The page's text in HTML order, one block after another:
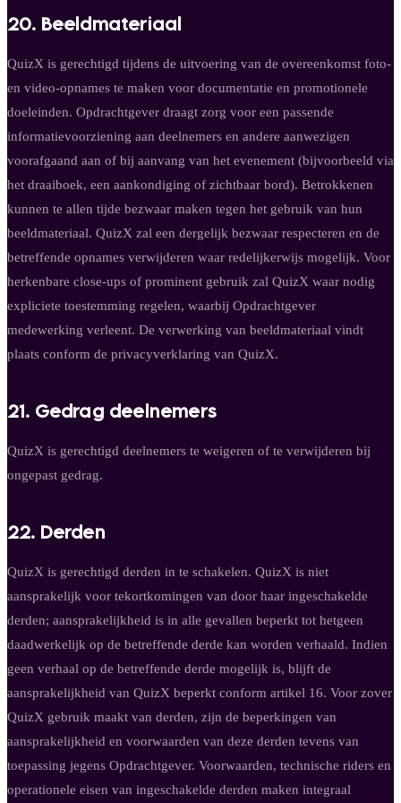
20. Beeldmateriaal
QuizX is gerechtigd tijdens de uitvoering van de overeenkomst foto-
en video-opnames te maken voor documentatie en promotionele
doeleinden. Opdrachtgever draagt zorg voor een passende
informatievoorziening aan deelnemers en andere aanwezigen
voorafgaand aan of bij aanvang van het evenement (bijvoorbeeld via
het draaiboek, een aankondiging of zichtbaar bord). Betrokkenen
kunnen te allen tijde bezwaar maken tegen het gebruik van hun
beeldmateriaal. QuizX zal een dergelijk bezwaar respecteren en de
betreffende opnames verwijderen waar redelijkerwijs mogelijk. Voor
herkenbare close-ups of prominent gebruik zal QuizX waar nodig
expliciete toestemming regelen, waarbij Opdrachtgever
medewerking verleent. De verwerking van beeldmateriaal vindt
plaats conform de privacyverklaring van QuizX.
21. Gedrag deelnemers
QuizX is gerechtigd deelnemers te weigeren of te verwijderen bij
ongepast gedrag.
22. Derden
QuizX is gerechtigd derden in te schakelen. QuizX is niet
aansprakelijk voor tekortkomingen van door haar ingeschakelde
derden; aansprakelijkheid is in alle gevallen beperkt tot hetgeen
daadwerkelijk op de betreffende derde kan worden verhaald. Indien
geen verhaal op de betreffende derde mogelijk is, blijft de
aansprakelijkheid van QuizX beperkt conform artikel 16. Voor zover
QuizX gebruik maakt van derden, zijn de beperkingen van
aansprakelijkheid en voorwaarden van deze derden tevens van
toepassing jegens Opdrachtgever. Voorwaarden, technische riders en
operationele eisen van ingeschakelde derden maken integraal